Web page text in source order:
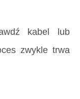
kabel lub
zwykle trwa